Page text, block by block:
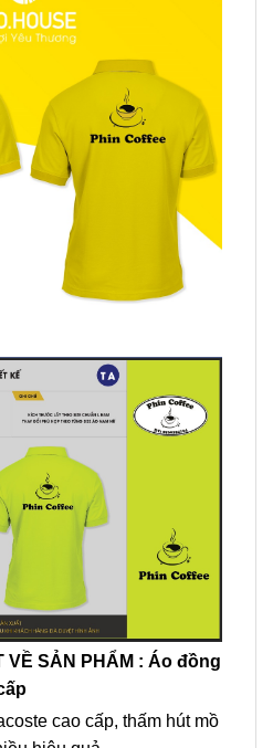
VỀ SẢN PHẨM : Áo đồng
cao cấp, thấm hút mồ